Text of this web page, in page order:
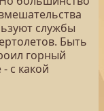
службы
Быть
горный
с какой